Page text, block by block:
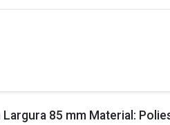
85 mm Material: